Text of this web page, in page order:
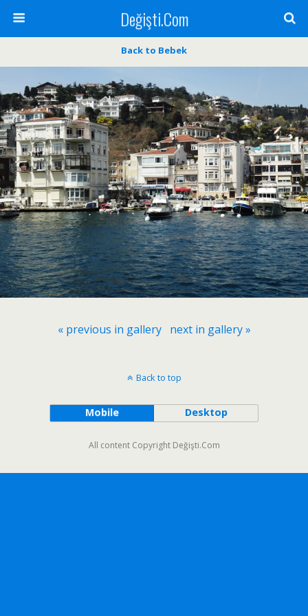
Değişti.Com
Back to Bebek
« previous in gallery next in gallery »
Back to top
Mobile Desktop
All content Copyright Değişti.Com